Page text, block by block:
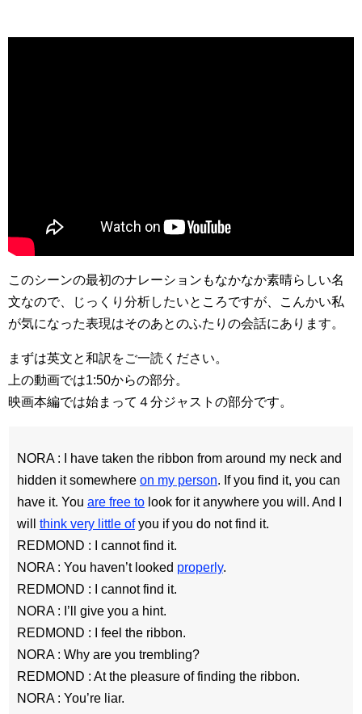
このシーンの最初のナレーションもなかなか素晴らしい名
文なので、じっくり分析したいところですが、こんかい私
が気になった表現はそのあとのふたりの会話にあります。
まずは英文と和訳をご一読ください。
上の動画では1:50からの部分。
映画本編では始まって４分ジャストの部分です。
NORA : I have taken the ribbon from around my neck and
hidden it somewhere on my person. If you find it, you can
have it. You are free to look for it anywhere you will. And I
will think very little ofyou if you do not find it.
REDMOND : I cannot find it.
NORA : You haven’t looked properly.
REDMOND : I cannot find it.
NORA : I’ll give you a hint.
REDMOND : I feel the ribbon.
NORA : Why are you trembling?
REDMOND : At the pleasure of finding the ribbon.
NORA : You’re liar.